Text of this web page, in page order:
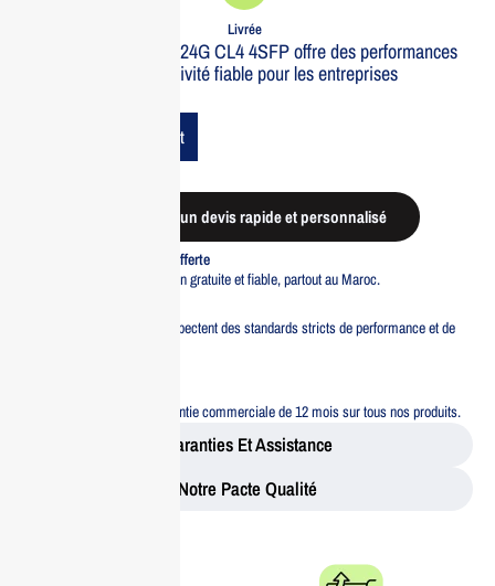
Livrée
Le switch Aruba 6000 24G CL4 4SFP offre des performances
solides et une connectivité fiable pour les entreprises
Add To Cart
Demander un devis rapide et personnalisé
Livraison standard offerte
Profitez d’une livraison gratuite et fiable, partout au Maroc.
Tous nos produits respectent des standards stricts de performance et de
Bénéficiez d’une garantie commerciale de 12 mois sur tous nos produits.
Garanties Et Assistance
Notre Pacte Qualité